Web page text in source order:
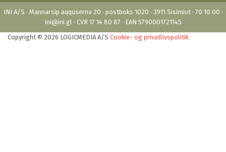
INI A/S · Mannarsip aqquserna 20 · postboks 1020 · 3911 Sisimiut · 70 10 00 ·
ini@ini.gl · CVR 17 14 80 87 · EAN 5790001721145
Copyright © 2026 LOGICMEDIA A/S Cookie- og privatlivspolitik